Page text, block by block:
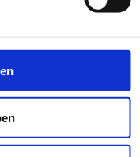
per Telefon, E-